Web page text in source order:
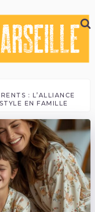
: L’ALLIANCE
EN FAMILLE